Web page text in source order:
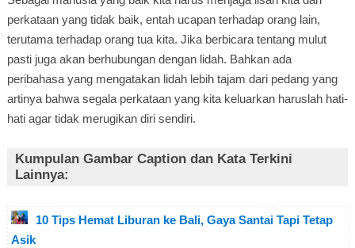
perkataan yang tidak baik, entah ucapan terhadap orang lain,
terutama terhadap orang tua kita. Jika berbicara tentang mulut
pasti juga akan berhubungan dengan lidah. Bahkan ada
peribahasa yang mengatakan lidah lebih tajam dari pedang yang
artinya bahwa segala perkataan yang kita keluarkan haruslah hati-
hati agar tidak merugikan diri sendiri.
Kumpulan Gambar Caption dan Kata Terkini
Lainnya:
10 Tips Hemat Liburan ke Bali, Gaya Santai Tapi Tetap
Asik